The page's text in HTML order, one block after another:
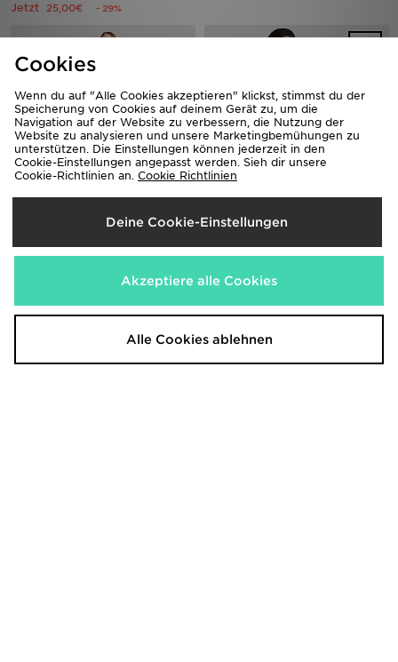
Jetzt 25,00€ - 29%
Nike Girls' French Terry Shorts
War35,00€
The North Face Embossed T-Shirt
War30,00€
Cookies
Wenn du auf "Alle Cookies akzeptieren" klickst, stimmst du der
Speicherung von Cookies auf deinem Gerät zu, um die
Navigation auf der Website zu verbessern, die Nutzung der
Website zu analysieren und unsere Marketingbemühungen zu
unterstützen. Die Einstellungen können jederzeit in den
Cookie-Einstellungen angepasst werden. Sieh dir unsere
Cookie-Richtlinien an. Cookie Richtlinien
Deine Cookie-Einstellungen
Akzeptiere alle Cookies
Alle Cookies ablehnen